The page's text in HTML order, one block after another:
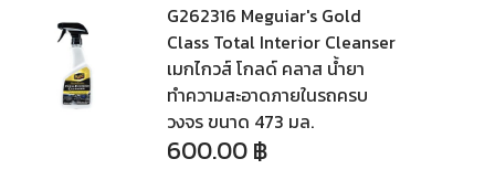
G262316 Meguiar's Gold
Class Total Interior Cleanser
เมกไกวส์ โกลด์ คลาส น้ำยา
ทำความสะอาดภายในรถครบ
วงจร ขนาด 473 มล.
600.00฿